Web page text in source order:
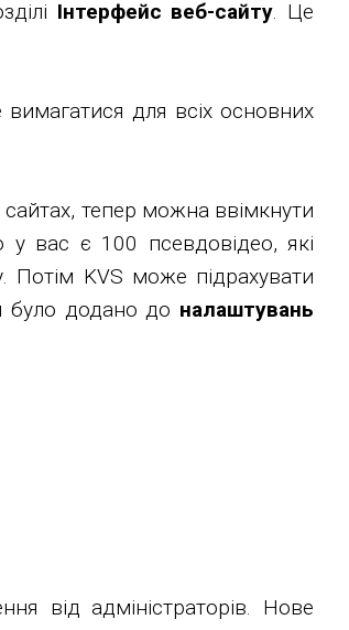
Інтерфейс веб-сайту. Це
для всіх основних
тепер можна ввімкнути
у вас є 100 псевдовідео, які
KVS може підрахувати
було додано до налаштувань
від адміністраторів. Нове